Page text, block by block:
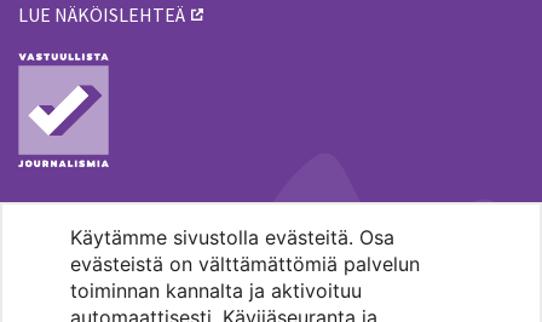
Käytämme sivustolla evästeitä. Osa
evästeistä on välttämättömiä palvelun
toiminnan kannalta ja aktivoituu
automaattisesti. Kävijäseuranta ja
LUE NÄKÖISLEHTEÄ
MENOHAKU